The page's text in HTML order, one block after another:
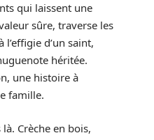
qui laissent une
sûre, traverse les
d’un saint,
héritée.
une histoire à
famille.
Crèche en bois,